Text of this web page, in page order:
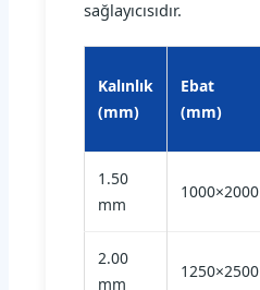
sağlayıcısıdır.
Kalınlık
(mm)
Ebat
(mm)
1.50
mm
1000×2000
2.00
mm
1250×2500